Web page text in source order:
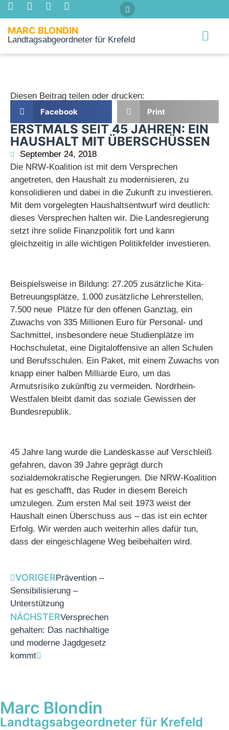
MARC BLONDIN
Landtagsabgeordneter für Krefeld
ERSTMALS SEIT 45 JAHREN: EIN
HAUSHALT MIT ÜBERSCHÜSSEN
September 24, 2018
Die NRW-Koalition ist mit dem Versprechen
angetreten, den Haushalt zu modernisieren, zu
konsolidieren und dabei in die Zukunft zu investieren.
Mit dem vorgelegten Haushaltsentwurf wird deutlich:
dieses Versprechen halten wir. Die Landesregierung
setzt ihre solide Finanzpolitik fort und kann
gleichzeitig in alle wichtigen Politikfelder investieren.
Beispielsweise in Bildung: 27.205 zusätzliche Kita-
Betreuungsplätze, 1.000 zusätzliche Lehrerstellen,
7.500 neue Plätze für den offenen Ganztag, ein
Zuwachs von 335 Millionen Euro für Personal- und
Sachmittel, insbesondere neue Studienplätze im
Hochschuletat, eine Digitaloffensive an allen Schulen
und Berufsschulen. Ein Paket, mit einem Zuwachs von
knapp einer halben Milliarde Euro, um das
Armutsrisiko zukünftig zu vermeiden. Nordrhein-
Westfalen bleibt damit das soziale Gewissen der
Bundesrepublik.
45 Jahre lang wurde die Landeskasse auf Verschleiß
gefahren, davon 39 Jahre geprägt durch
sozialdemokratische Regierungen. Die NRW-Koalition
hat es geschafft, das Ruder in diesem Bereich
umzulegen. Zum ersten Mal seit 1973 weist der
Haushalt einen Überschuss aus – das ist ein echter
Erfolg. Wir werden auch weiterhin alles dafür tun,
dass der eingeschlagene Weg beibehalten wird.
Diesen Beitrag teilen oder drucken:
Facebook
Print
VORIGERPrävention –
Sensibilisierung –
Unterstützung
NÄCHSTERVersprechen
gehalten: Das nachhaltige
und moderne Jagdgesetz
kommt
Marc Blondin
Landtagsabgeordneter für Krefeld